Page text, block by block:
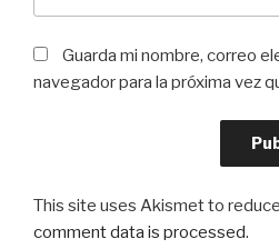
Guarda mi nombre, correo
navegador para la próxima vez
This site uses Akismet to
comment data is processed.